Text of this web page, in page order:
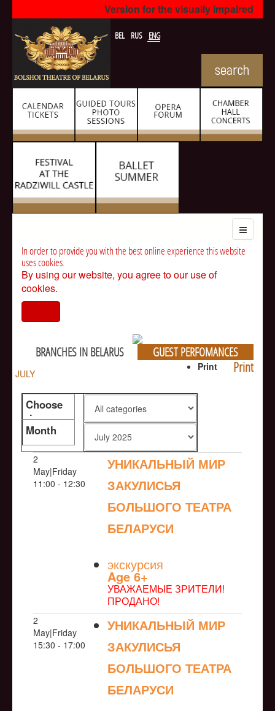
Version for the visually impaired
BEL RUS ENG
In order to provide you with the best online experience this website
uses cookies.
By using our website, you agree to our use of
cookies.
BRANCHES IN BELARUS GUEST PERFOMANCES
JULY
Choose
the genre
Month
Print
Print
2
May|Friday
11:00 - 12:30
УНИКАЛЬНЫЙ МИР
ЗАКУЛИСЬЯ
БОЛЬШОГО ТЕАТРА
БЕЛАРУСИ
экскурсия
Age 6+
УВАЖАЕМЫЕ ЗРИТЕЛИ!
ПРОДАНО!
2
May|Friday
15:30 - 17:00
УНИКАЛЬНЫЙ МИР
ЗАКУЛИСЬЯ
БОЛЬШОГО ТЕАТРА
БЕЛАРУСИ